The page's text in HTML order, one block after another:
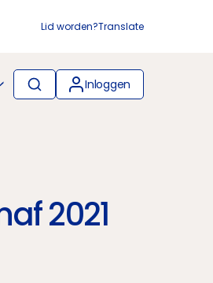
Lid worden?Translate
Inloggen
2021